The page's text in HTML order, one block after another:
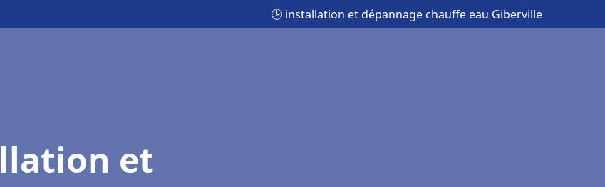
🕒 installation et dépannage chauffe eau Giberville
et